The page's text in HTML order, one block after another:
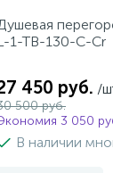
1-TB-130-C-Cr
450 руб. /
500 руб.
3 050
В наличии